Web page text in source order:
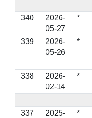
340
2026-
05-27
*
339
2026-
05-26
*
338
2026-
02-14
*
337
2025-
*